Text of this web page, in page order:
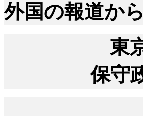
外国の報道から
東
保守